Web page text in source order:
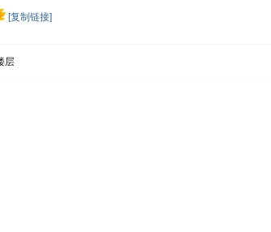
[复制链接]
层